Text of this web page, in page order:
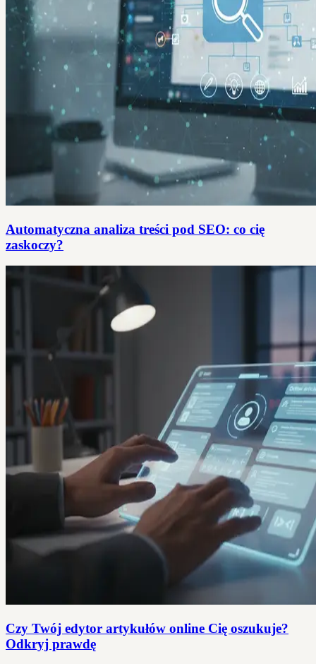
Automatyczna analiza treści pod SEO: co cię
zaskoczy?
Czy Twój edytor artykułów online Cię oszukuje?
Odkryj prawdę